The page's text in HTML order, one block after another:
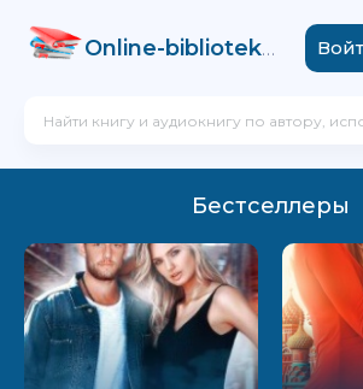
Online-biblioteka .com
Бестселлеры